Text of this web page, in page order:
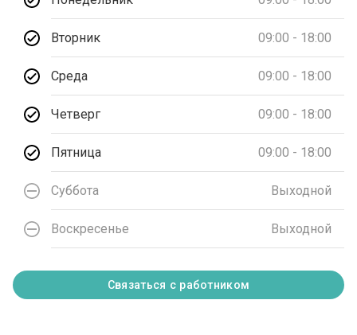
Вторник 09:00 - 18:00
Среда 09:00 - 18:00
Четверг 09:00 - 18:00
Пятница 09:00 - 18:00
Суббота Выходной
Воскресенье Выходной
Связаться с работником